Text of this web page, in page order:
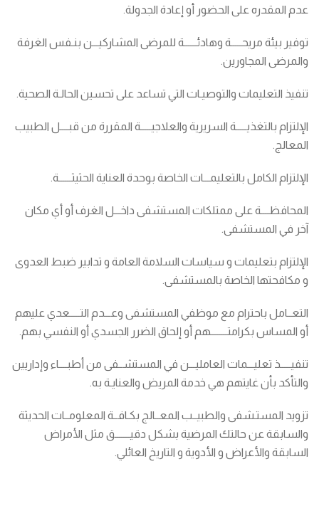
عدم المقدره على الحضور أو إعادة الجدولة.
توفير بيئة مريحـــــة وهادئــــــة للمرضى المشاركيـــن بنـفس الغرفة
والمرضى المجاورين.
تنفيذ التعليمات والتوصيـات التي تساعد على تحسين الحالـة الصحية.
الإلتزام بالتغذيـــــة السريرية والعلاجيـــــة المقررة من قبــــل الطبيب
المعالج.
الإلتزام الكامل بالتعليمـــات الخاصة بوحدة العناية الحثيثــــــة.
المحافظــــة على ممتلكات المستشفى داخـــل الغرف أو أي مكان
آخر في المستشفى.
الإلتزام بتعليمات و سياسات السلامة العامة و تدابير ضبط العدوى
و مكافحتها الخاصة بالمستشفى.
التعــامل باحترام مع موظفي المستشفى وعـــدم التـــــعدي عليهم
أو المساس بكرامتــــــــهم أو إلحاق الضرر الجسدي أو النفسي بهم.
تنفيـــــذ تعليـــمات العامليـــن في المستشــفى من أطبــــاء وإداريين
والتأكد بأن غايتهم هي خدمة المريض والعنايـة به.
تزويد المستـشفى والطبيــب المعــالج بكـافــة المعلومــات الحديثة
والسابقة عن حالتك المرضية بشكل دقيـــــــق مثل الأمراض
السابقة والأعراض و الأدوية و التاريخ العائلي.